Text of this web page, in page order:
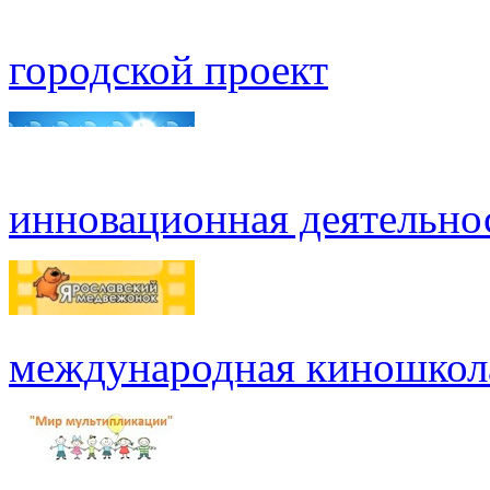
городской проект
инновационная
международная